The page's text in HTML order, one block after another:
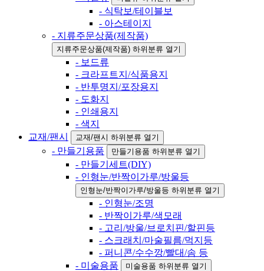
- 식탁보/테이블보
- 아스테이지
- 지류주문상품(제작품)
지류주문상품(제작품) 하위분류 열기
- 보드류
- 크라프트지/식품용지
- 반투명지/포장용지
- 도화지
- 인쇄용지
- 색지
교재/팬시
교재/팬시 하위분류 열기
- 만들기용품 만들기용품 하위분류 열기
- 만들기세트(DIY)
- 인형눈/반짝이가루/방울등
인형눈/반짝이가루/방울등 하위분류 열기
- 인형눈/조명
- 반짝이가루/색모래
- 고리/방울/브로치핀/할핀등
- 스크래치/마술필름/먹지등
- 퍼니콘/수수깡/빨대/솜 등
- 미술용품
미술용품 하위분류 열기